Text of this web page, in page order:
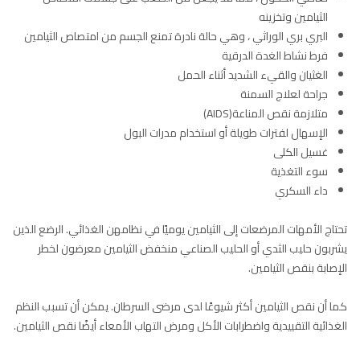
الثيامين وتخزينه
البري بري الوراثي ، وهي حالة نادرة تمنع الجسم من امتصاص الثيامين
فرط نشاط الغدة الدرقية
الغثيان والقيء الشديد أثناء الحمل
جراحة لعلاج السمنة
متلازمة نقص المناعة(AIDS)
الإسهال لفترات طويلة أو استخدام مدرات البول
غسيل الكلى
سوء التغذية
داء السكري
تحتاج الأمهات المرضعات إلى الثيامين يوميًا في نظامهن الغذائي. الرضع الذين
يشربون حليب الثدي أو الحليب الصناعي منخفض الثيامين معرضون لخطر
الإصابة بنقص الثيامين.
كما أن نقص الثيامين أكثر شيوعًا لدى مرضى السرطان. يمكن أن تسبب النظم
الغذائية التقييدية واضطرابات الأكل ومرض التهاب الأمعاء أيضًا نقص الثيامين.